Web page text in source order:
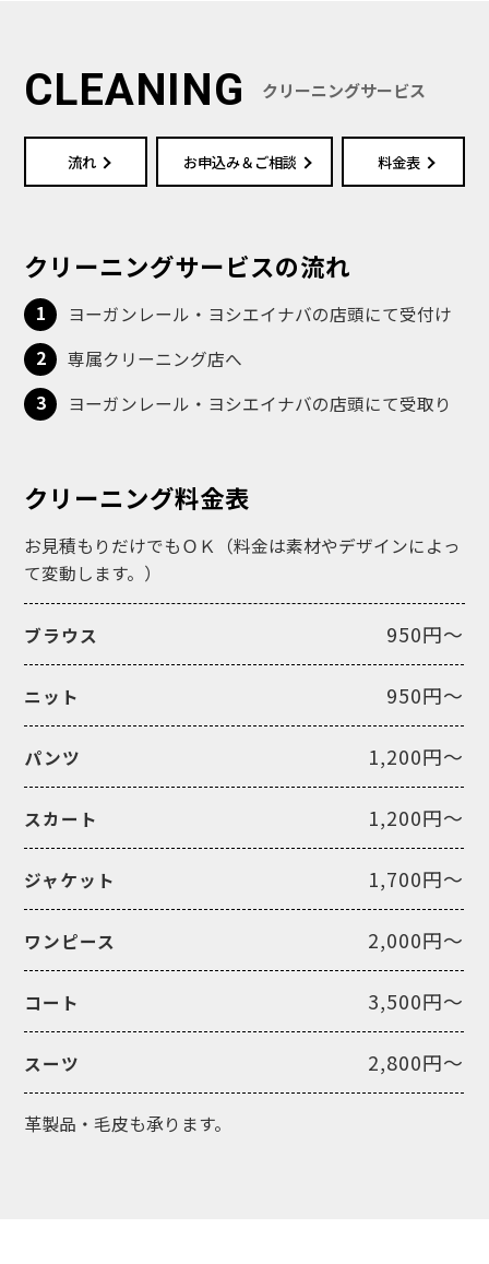
CLEANING クリーニングサービス
流れ お申込み＆ご相談 料金表
クリーニングサービスの流れ
1
ヨーガンレール・ヨシエイナバの店頭にて受付け
2
専属クリーニング店へ
3
ヨーガンレール・ヨシエイナバの店頭にて受取り
クリーニング料金表
お見積もりだけでもＯＫ（料金は素材やデザインによっ
て変動します。）
ブラウス 950円～
ニット 950円～
パンツ 1,200円～
スカート 1,200円～
ジャケット 1,700円～
ワンピース 2,000円～
コート 3,500円～
スーツ 2,800円～
革製品・毛皮も承ります。